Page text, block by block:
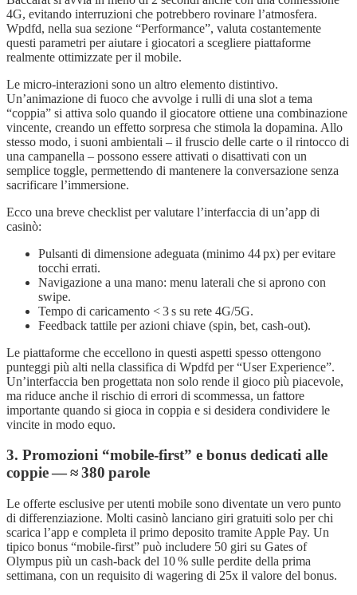
4G, evitando interruzioni che potrebbero rovinare l’atmosfera.
Wpdfd, nella sua sezione “Performance”, valuta costantemente
questi parametri per aiutare i giocatori a scegliere piattaforme
realmente ottimizzate per il mobile.
Le micro‑interazioni sono un altro elemento distintivo.
Un’animazione di fuoco che avvolge i rulli di una slot a tema
“coppia” si attiva solo quando il giocatore ottiene una combinazione
vincente, creando un effetto sorpresa che stimola la dopamina. Allo
stesso modo, i suoni ambientali – il fruscio delle carte o il rintocco di
una campanella – possono essere attivati o disattivati con un
semplice toggle, permettendo di mantenere la conversazione senza
sacrificare l’immersione.
Ecco una breve checklist per valutare l’interfaccia di un’app di
casinò:
Pulsanti di dimensione adeguata (minimo 44 px) per evitare
tocchi errati.
Navigazione a una mano: menu laterali che si aprono con
swipe.
Tempo di caricamento < 3 s su rete 4G/5G.
Feedback tattile per azioni chiave (spin, bet, cash‑out).
Le piattaforme che eccellono in questi aspetti spesso ottengono
punteggi più alti nella classifica di Wpdfd per “User Experience”.
Un’interfaccia ben progettata non solo rende il gioco più piacevole,
ma riduce anche il rischio di errori di scommessa, un fattore
importante quando si gioca in coppia e si desidera condividere le
vincite in modo equo.
3. Promozioni “mobile‑first” e bonus dedicati alle
coppie — ≈ 380 parole
Le offerte esclusive per utenti mobile sono diventate un vero punto
di differenziazione. Molti casinò lanciano giri gratuiti solo per chi
scarica l’app e completa il primo deposito tramite Apple Pay. Un
tipico bonus “mobile‑first” può includere 50 giri su Gates of
Olympus più un cash‑back del 10 % sulle perdite della prima
settimana, con un requisito di wagering di 25x il valore del bonus.